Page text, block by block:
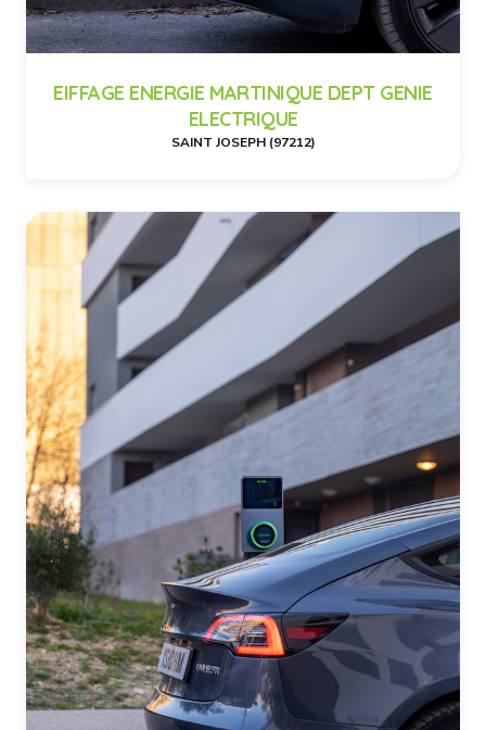
EIFFAGE ENERGIE MARTINIQUE DEPT GENIE
ELECTRIQUE
SAINT JOSEPH (97212)